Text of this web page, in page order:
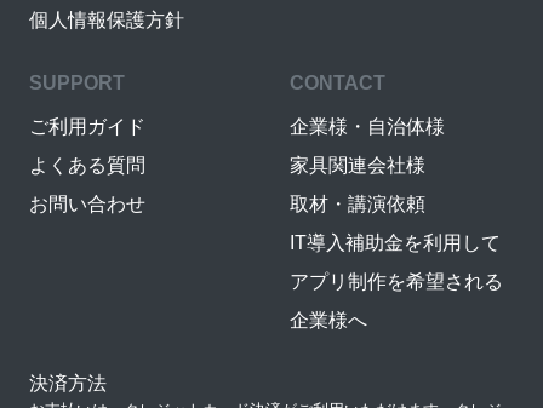
個人情報保護方針
SUPPORT
ご利用ガイド
よくある質問
お問い合わせ
CONTACT
企業様・自治体様
家具関連会社様
取材・講演依頼
IT導入補助金を利用して
アプリ制作を希望される
企業様へ
決済方法